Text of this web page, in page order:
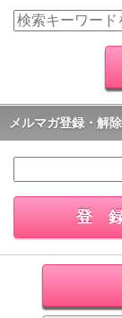
メルマガ登録・解除